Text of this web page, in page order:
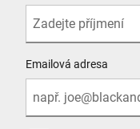
Emailová adresa